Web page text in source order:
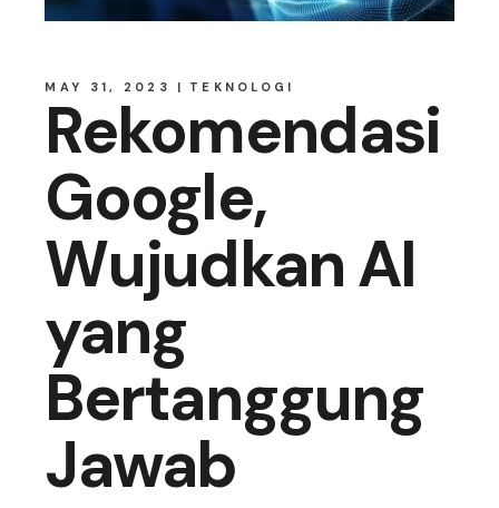
MAY 31, 2023 TEKNOLOGI
Rekomendasi
Google,
Wujudkan AI
yang
Bertanggung
Jawab